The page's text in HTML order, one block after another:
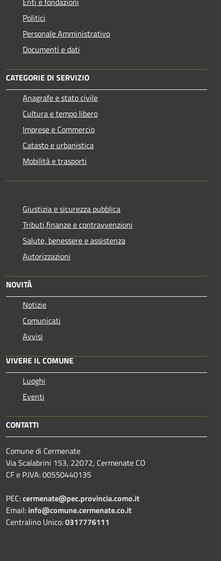
Politici
Personale Amministrativo
Documenti e dati
CATEGORIE DI SERVIZIO
Anagrafe e stato civile
Cultura e tempo libero
Imprese e Commercio
Catasto e urbanistica
Mobilità e trasporti
Giustizia e sicurezza pubblica
Tributi,finanze e contravvenzioni
Salute, benessere e assistenza
Autorizzazioni
NOVITÀ
Notizie
Comunicati
Avvisi
VIVERE IL COMUNE
Luoghi
Eventi
CONTATTI
Comune di Cermenate
Via Scalabrini 153, 22072, Cermenate CO
CF e P.IVA: 00550440135
PEC:cermenate@pec.provincia.como.it
Email: info@comune.cermenate.co.it
Centralino Unico:0317776111